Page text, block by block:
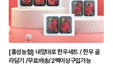
[홍성농협] 내맘대로 한우세트 / 한우 골
라담기 /무료배송/2팩이상구입가능